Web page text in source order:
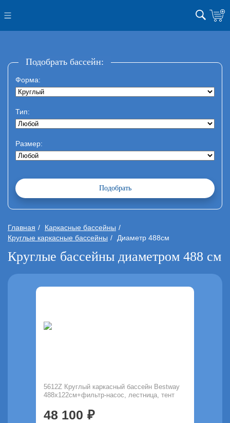
Подобрать бассейн:
Форма:
Тип:
Размер:
Главная
Каркасные бассейны
Круглые каркасные бассейны
Диаметр 488см
Круглые бассейны диаметром 488 см
5612Z Круглый каркасный бассейн Bestway
488х122см+фильтр-насос, лестница, тент
48 100